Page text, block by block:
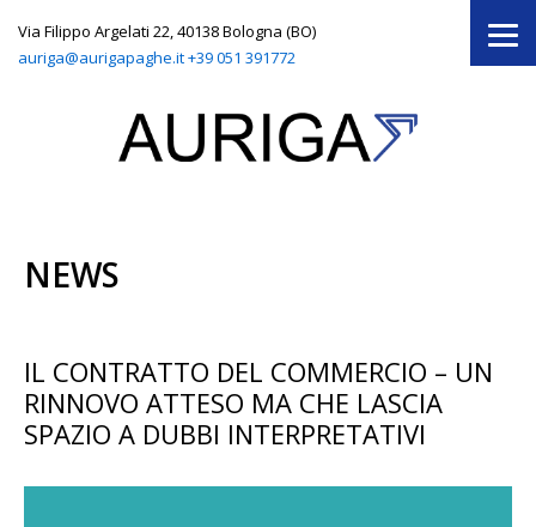
Via Filippo Argelati 22, 40138 Bologna (BO)
auriga@aurigapaghe.it+39 051 391772
NEWS
IL CONTRATTO DEL COMMERCIO – UN
RINNOVO ATTESO MA CHE LASCIA
SPAZIO A DUBBI INTERPRETATIVI